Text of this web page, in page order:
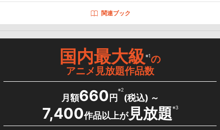
関連ブック
国内最大級※1の
アニメ見放題作品数
月額660 円
※2
(税込) ～
7,400作品以上が見放題※3